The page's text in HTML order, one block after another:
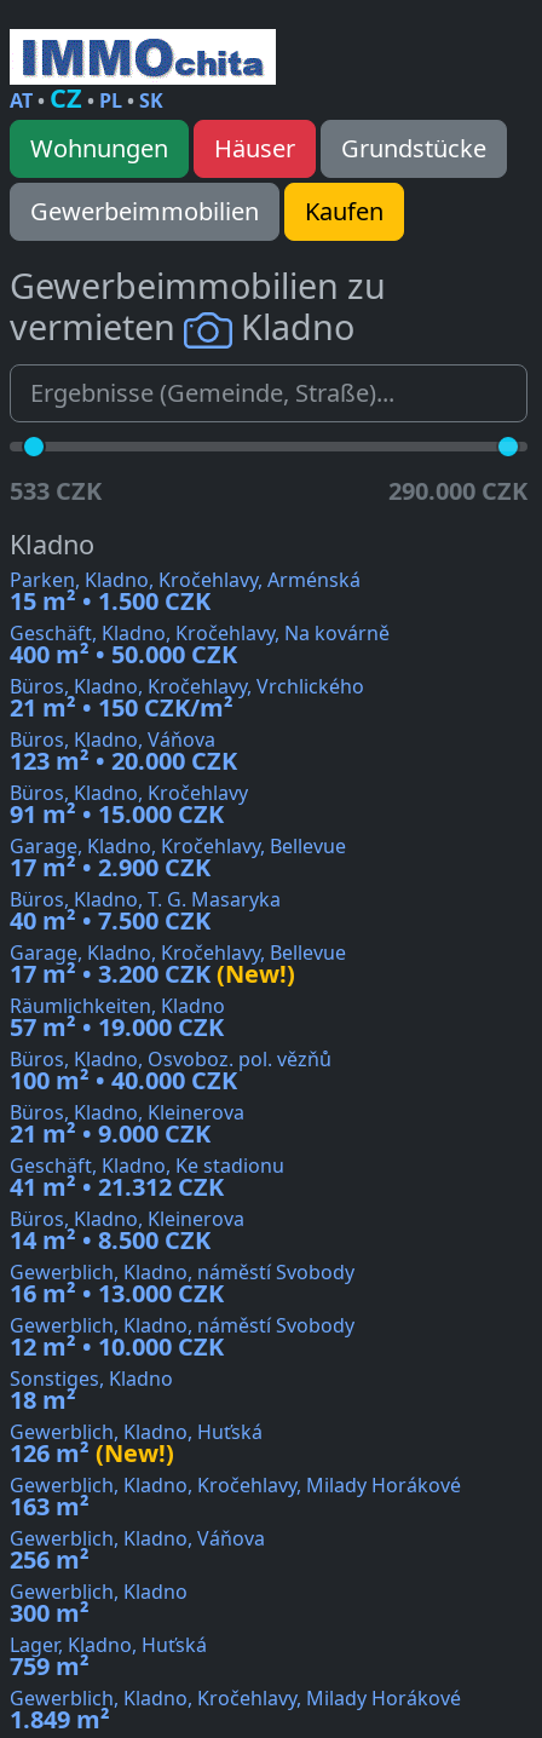
AT• CZ • PL•SK
Wohnungen Häuser
Grundstücke
Gewerbeimmobilien
Kaufen
Gewerbeimmobilien zu
vermieten
Kladno
533 CZK 290.000 CZK
Kladno
Parken, Kladno, Kročehlavy, Arménská
15 m² • 1.500 CZK
Geschäft, Kladno, Kročehlavy, Na kovárně
400 m² • 50.000 CZK
Büros, Kladno, Kročehlavy, Vrchlického
21 m² • 150 CZK/m²
Büros, Kladno, Váňova
123 m² • 20.000 CZK
Büros, Kladno, Kročehlavy
91 m² • 15.000 CZK
Garage, Kladno, Kročehlavy, Bellevue
17 m² • 2.900 CZK
Büros, Kladno, T. G. Masaryka
40 m² • 7.500 CZK
Garage, Kladno, Kročehlavy, Bellevue
17 m² • 3.200 CZK(New!)
Räumlichkeiten, Kladno
57 m² • 19.000 CZK
Büros, Kladno, Osvoboz. pol. vězňů
100 m² • 40.000 CZK
Büros, Kladno, Kleinerova
21 m² • 9.000 CZK
Geschäft, Kladno, Ke stadionu
41 m² • 21.312 CZK
Büros, Kladno, Kleinerova
14 m² • 8.500 CZK
Gewerblich, Kladno, náměstí Svobody
16 m² • 13.000 CZK
Gewerblich, Kladno, náměstí Svobody
12 m² • 10.000 CZK
Sonstiges, Kladno
18 m²
Gewerblich, Kladno, Huťská
126 m² (New!)
Gewerblich, Kladno, Kročehlavy, Milady Horákové
163 m²
Gewerblich, Kladno, Váňova
256 m²
Gewerblich, Kladno
300 m²
Lager, Kladno, Huťská
759 m²
Gewerblich, Kladno, Kročehlavy, Milady Horákové
1.849 m²